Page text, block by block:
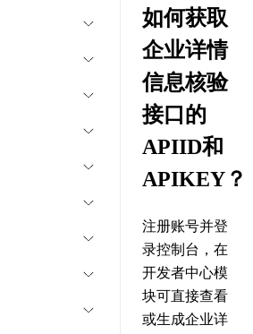
如何获取
企业详情
信息核验
接口的
APIID和
APIKEY？
注册账号并登
录控制台，在
开发者中心模
块可直接查看
或生成企业详